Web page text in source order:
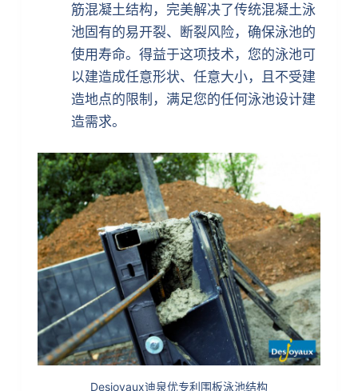
筋混凝土结构，完美解决了传统混凝土泳
池固有的易开裂、断裂风险，确保泳池的
使用寿命。得益于这项技术，您的泳池可
以建造成任意形状、任意大小，且不受建
造地点的限制，满足您的任何泳池设计建
造需求。
Desjoyaux迪泉优专利围板泳池结构